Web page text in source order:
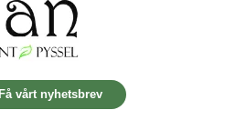
Få vårt nyhetsbrev